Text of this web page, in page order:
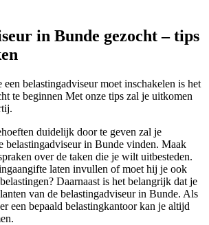
in Bunde gezocht – tips
belastingadviseur moet inschakelen is het
te beginnen Met onze tips zal je uitkomen
duidelijk door te geven zal je
belastingadviseur in Bunde vinden. Maak
over de taken die je wilt uitbesteden.
laten invullen of moet hij je ook
Daarnaast is het belangrijk dat je
van de belastingadviseur in Bunde. Als
een bepaald belastingkantoor kan je altijd